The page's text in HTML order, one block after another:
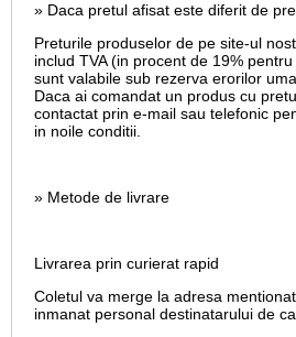
» Daca pretul afisat este diferit de
Preturile produselor de pe site-ul
includ TVA (in procent de 19%
sunt valabile sub rezerva erorilor
Daca ai comandat un produs cu
contactat prin e-mail sau telefonic
in noile conditii.
» Metode de livrare
Livrarea prin curierat rapid
Coletul va merge la adresa
inmanat personal destinatarului de